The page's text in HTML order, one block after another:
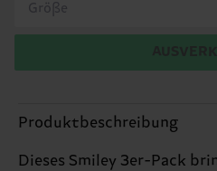
Größe
Produktbeschreibung
Dieses Smiley 3er-Pack